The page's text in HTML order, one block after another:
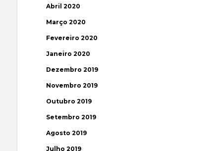
Abril 2020
Março 2020
Fevereiro 2020
Janeiro 2020
Dezembro 2019
Novembro 2019
Outubro 2019
Setembro 2019
Agosto 2019
Julho 2019